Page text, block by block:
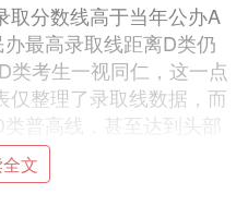
取分数线高于当年公办A
最高录取线距离D类仍
类考生一视同仁，这一点
仅整理了录取线数据，而
普高线，甚至达到头部
在。
文